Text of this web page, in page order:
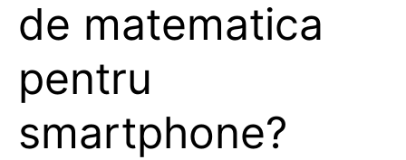
de matematica
pentru
smartphone?